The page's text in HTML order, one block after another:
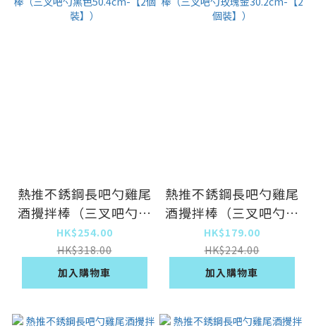
熱推不銹鋼長吧勺雞尾
酒攪拌棒（三叉吧勺黑
色50.4cm-【2個
裝】）
HK$254.00
HK$318.00
加入購物車
熱推不銹鋼長吧勺雞尾
酒攪拌棒（三叉吧勺玫
瑰金30.2cm-【2個
裝】）
HK$179.00
HK$224.00
加入購物車